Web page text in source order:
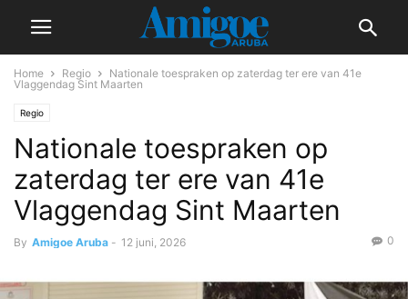
Home Regio
Nationale toespraken op zaterdag ter ere van 41e
Vlaggendag Sint Maarten
Regio
Nationale toespraken op
zaterdag ter ere van 41e
Vlaggendag Sint Maarten
By Amigoe Aruba - 12 juni, 2026 0